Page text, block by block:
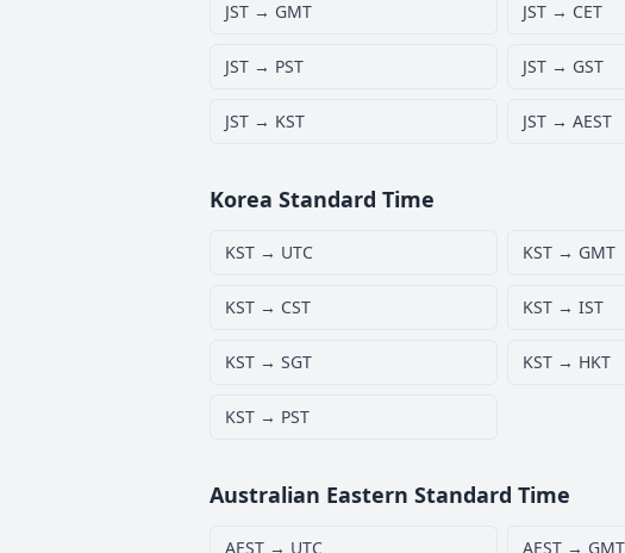
JST → GMT JST → CET
JST → PST JST → GST
JST → KST JST → AEST
Korea Standard Time
KST → UTC KST → GMT
KST → CST KST → IST
KST → SGT KST → HKT
KST → PST
Australian Eastern Standard Time
AEST → UTC AEST → GMT